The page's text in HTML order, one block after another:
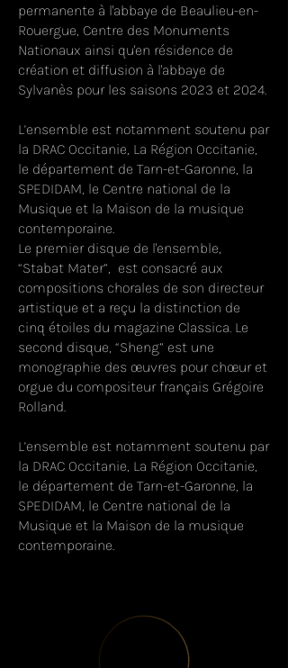
permanente à l'abbaye de Beaulieu-en-
Rouergue, Centre des Monuments
Nationaux ainsi qu'en résidence de
création et diffusion à l'abbaye de
Sylvanès pour les saisons 2023 et 2024.
L’ensemble est notamment soutenu par
la DRAC Occitanie, La Région Occitanie,
le département de Tarn-et-Garonne, la
SPEDIDAM, le Centre national de la
Musique et la Maison de la musique
contemporaine.
Le premier disque de l'ensemble,
“Stabat Mater”, est consacré aux
compositions chorales de son directeur
artistique et a reçu la distinction de
cinq étoiles du magazine Classica. Le
second disque, “Sheng” est une
monographie des œuvres pour chœur et
orgue du compositeur français Grégoire
Rolland.
L’ensemble est notamment soutenu par
la DRAC Occitanie, La Région Occitanie,
le département de Tarn-et-Garonne, la
SPEDIDAM, le Centre national de la
Musique et la Maison de la musique
contemporaine.